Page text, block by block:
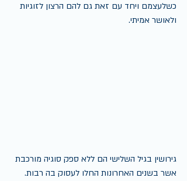
כשלעצמם ויחד עם זאת גם להם הרצון לזוגיות
ולאושר אמיתי.
גירושין בגיל השלישי הם ללא ספק סוגיה מורכבת
אשר בשנים האחרונות החלו לעסוק בה רבות.